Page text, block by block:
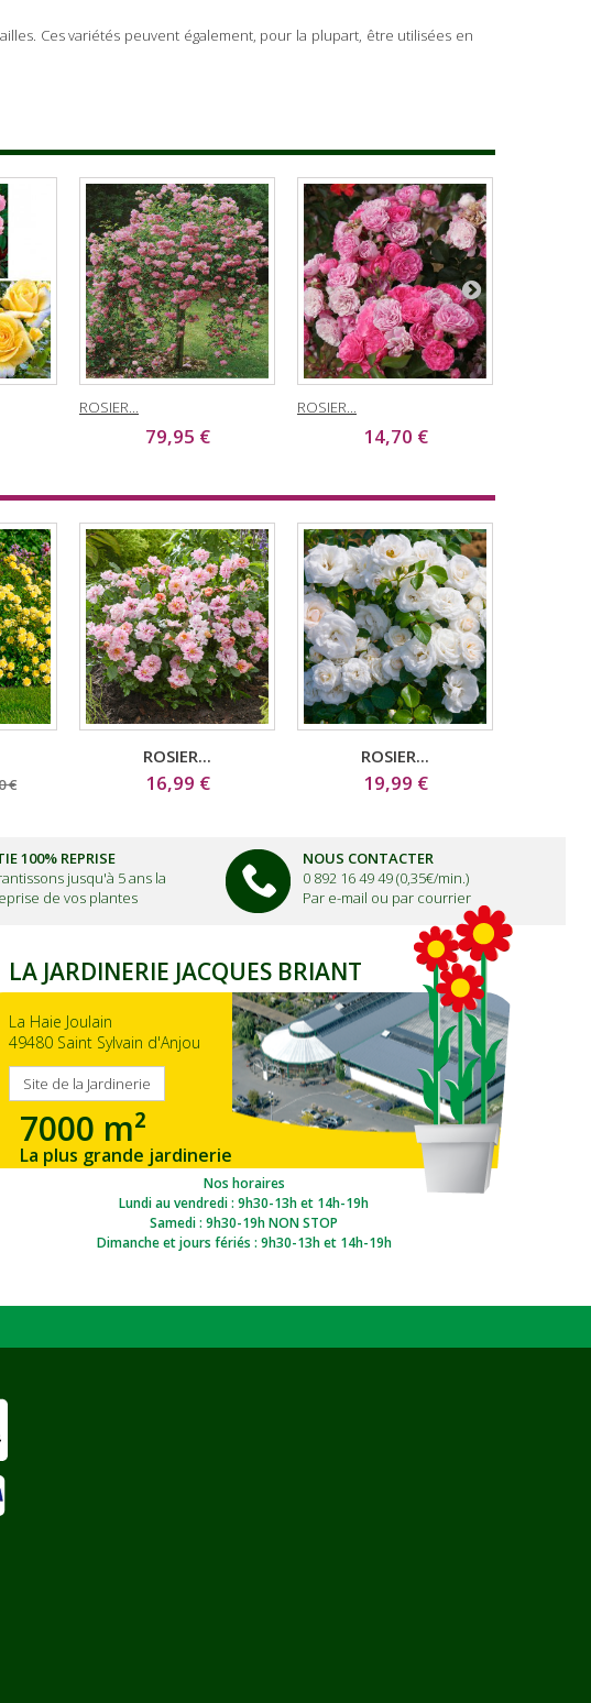
Ces variétés peuvent également, pour la plupart, être utilisées en
ROSIER...
79,95 €
ROSIER...
14,70 €
€
ROSIER...
16,99 €
ROSIER...
19,99 €
100% REPRISE
jusqu'à 5 ans la
de vos plantes
NOUS CONTACTER
0 892 16 49 49 (0,35€/min.)
Par e-mail ou par courrier
LA JARDINERIE JACQUES BRIANT
La Haie Joulain
49480 Saint Sylvain d'Anjou
Site de la Jardinerie
7000 m²
La plus grande jardinerie
de la région Ouest
Nos horaires
Lundi au vendredi : 9h30-13h et 14h-19h
Samedi : 9h30-19h NON STOP
Dimanche et jours fériés : 9h30-13h et 14h-19h